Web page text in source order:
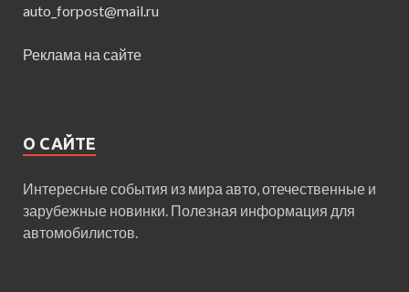
auto_forpost@mail.ru
Реклама на сайте
О САЙТЕ
Интересные события из мира авто, отечественные и
зарубежные новинки. Полезная информация для
автомобилистов.